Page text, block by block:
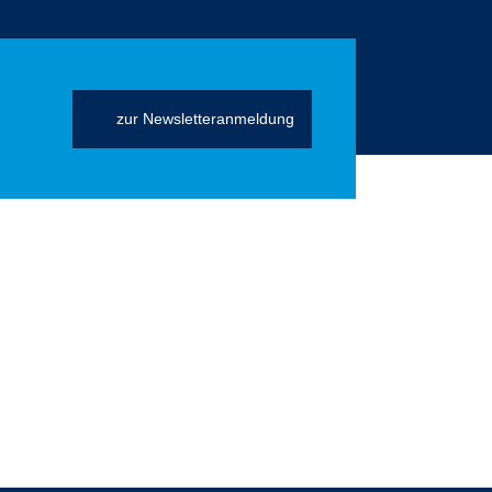
zur Newsletteranmeldung